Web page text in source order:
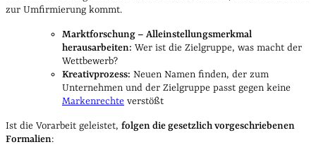
zur Umfirmierung kommt.
Marktforschung – Alleinstellungsmerkmal
herausarbeiten: Wer ist die Zielgruppe, was macht der
Wettbewerb?
Kreativprozess: Neuen Namen finden, der zum
Unternehmen und der Zielgruppe passt gegen keine
Markenrechte verstößt
Ist die Vorarbeit geleistet, folgen die gesetzlich vorgeschriebenen
Formalien: